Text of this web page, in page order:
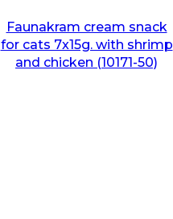
Faunakram cream snack
for cats 7x15g. with shrimp
and chicken (10171-50)